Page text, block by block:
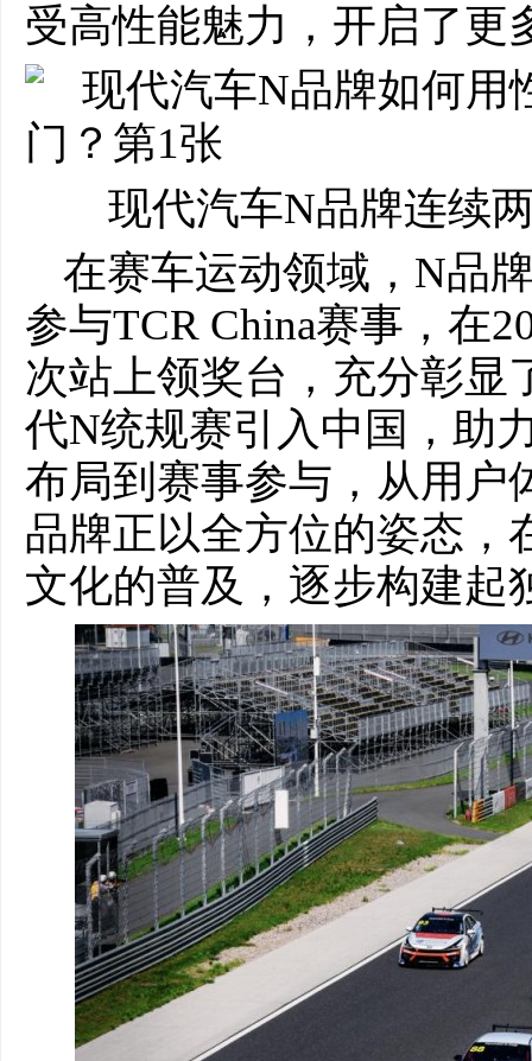
受高性能魅力，开启了更
现代汽车N品牌连续
在赛车运动领域，N品
参与TCR China赛事，在
次站上领奖台，充分彰显
代N统规赛引入中国，助
布局到赛事参与，从用户
品牌正以全方位的姿态，
文化的普及，逐步构建起